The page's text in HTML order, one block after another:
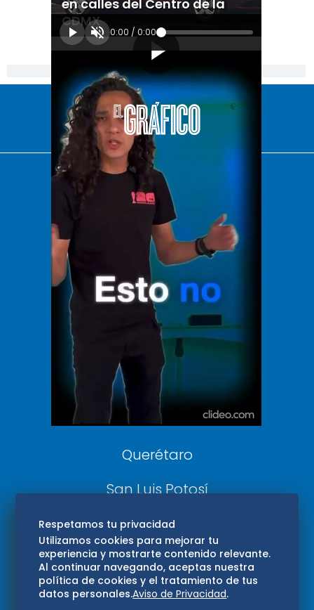
en calles del Centro de la
CDMX
0:00 / 0:00
[Publicidad]
El Universal
Vive USA
Clase
De 10 sports
DeDinero
Confabulario
Aviso Oportuno
Consultas
Querétaro
San Luis Potosí
Edomex
Consultas
Hidalgo
Respetamos tu privacidad
Utilizamos cookies para mejorar tu
experiencia y mostrarte contenido relevante.
Al continuar navegando, aceptas nuestra
política de cookies y el tratamiento de tus
datos personales.Aviso de Privacidad.